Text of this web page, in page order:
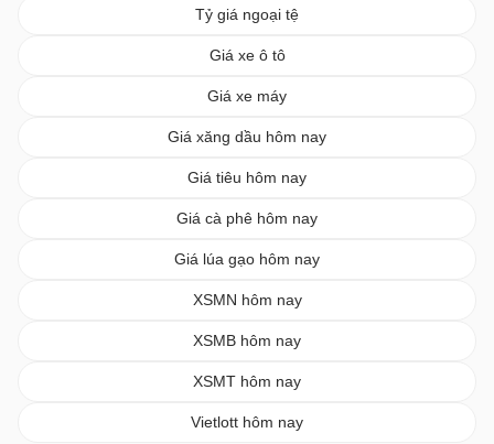
Tỷ giá ngoại tệ
Giá xe ô tô
Giá xe máy
Giá xăng dầu hôm nay
Giá tiêu hôm nay
Giá cà phê hôm nay
Giá lúa gạo hôm nay
XSMN hôm nay
XSMB hôm nay
XSMT hôm nay
Vietlott hôm nay